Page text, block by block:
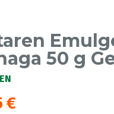
50 g
€